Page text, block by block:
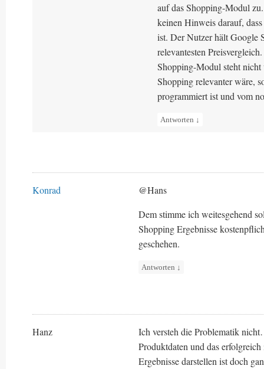
auf das Shopping-Modul
keinen Hinweis darauf,
ist. Der Nutzer hält Google
relevantesten
Shopping-Modul steht nicht
Shopping relevanter wäre,
programmiert ist und vom
Antworten ↓
Konrad
@Hans
Dem stimme ich weitesgehend
Shopping Ergebnisse
geschehen.
Antworten ↓
Hanz
Ich versteh die Problematik
Produktdaten und das
Ergebnisse darstellen ist doch